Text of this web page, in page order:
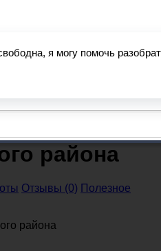
района
района
Отзывы (0) Полезное